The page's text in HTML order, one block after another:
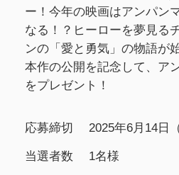
ー！今年の映画はアンパン
なる！？ヒーローを夢見る
ンの「愛と勇気」の物語が
本作の公開を記念して、ア
をプレゼント！
応募締切 2025年6月14日
当選者数 1名様